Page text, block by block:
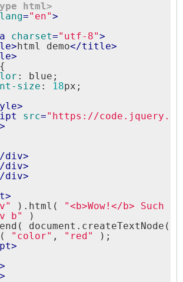
html>
lang="en">
charset="utf-8">
>html demo</title>
>
{
:
blue;
size : 18px;
>
src="https://
>
div>
div>
div>
>
).html(
"<b>Wow!</b> Such
b"
)
document.createTextNode(
"color" , "red"
);
>
>
>